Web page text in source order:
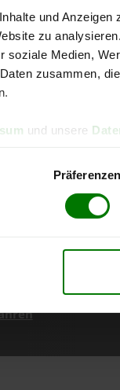
und
zu
soziale Medien,
zusammen,
und unsere
Präferenzen
direkt online
aktuellen Stand